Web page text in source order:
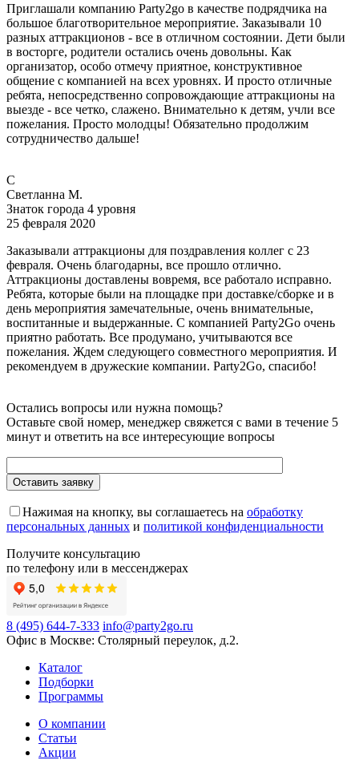
Приглашали компанию Party2go в качестве подрядчика на
большое благотворительное мероприятие. Заказывали 10
разных аттракционов - все в отличном состоянии. Дети были
в восторге, родители остались очень довольны. Как
организатор, особо отмечу приятное, конструктивное
общение с компанией на всех уровнях. И просто отличные
ребята, непосредственно сопровождающие аттракционы на
выезде - все четко, слажено. Внимательно к детям, учли все
пожелания. Просто молодцы! Обязательно продолжим
сотрудничество дальше!
С
Светланна М.
Знаток города 4 уровня
25 февраля 2020
Заказывали аттракционы для поздравления коллег с 23
февраля. Очень благодарны, все прошло отлично.
Аттракционы доставлены вовремя, все работало исправно.
Ребята, которые были на площадке при доставке/сборке и в
день мероприятия замечательные, очень внимательные,
воспитанные и выдержанные. С компанией Party2Go очень
приятно работать. Все продумано, учитываются все
пожелания. Ждем следующего совместного мероприятия. И
рекомендуем в дружеские компании. Party2Go, спасибо!
Остались вопросы или нужна помощь?
Оставьте свой номер, менеджер свяжется с вами в течение 5
минут и ответить на все интересующие вопросы
Нажимая на кнопку, вы соглашаетесь на обработку
персональных данных и политикой конфиденциальности
Получите консультацию
по телефону или в мессенджерах
8 (495) 644-7-333 info@party2go.ru
Офис в Москве: Столярный переулок, д.2.
Каталог
Подборки
Программы
О компании
Статьи
Акции